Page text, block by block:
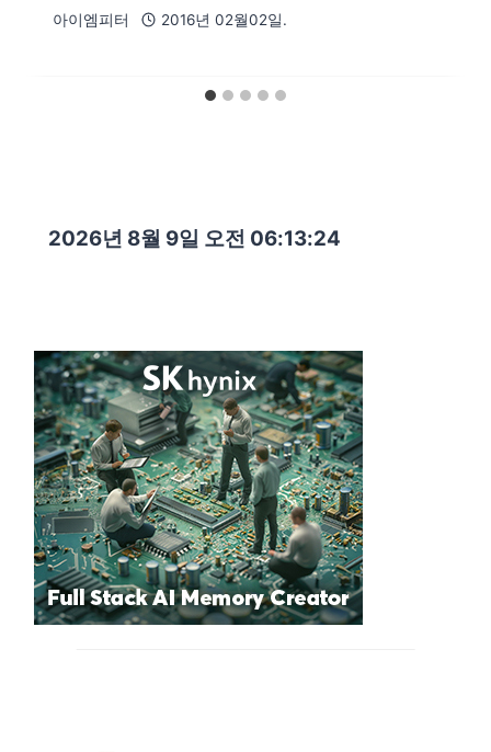
아이엠피터 2016년 02월02일.
2026년 8월 9일 오전 06:13:26